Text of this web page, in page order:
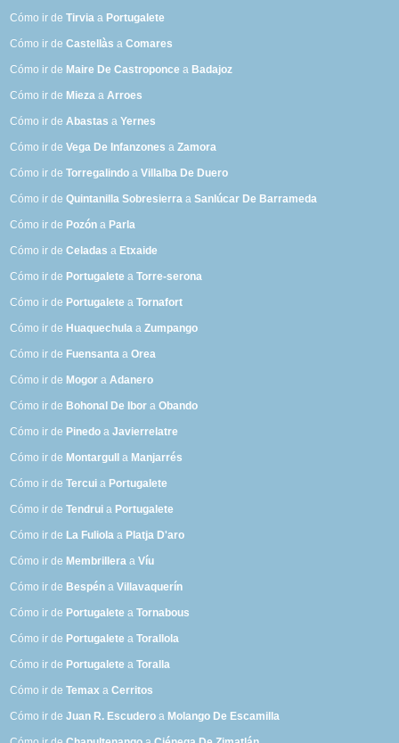
Cómo ir deTirvia a Portugalete
Cómo ir deCastellàs aComares
Cómo ir de Maire De Castroponce a Badajoz
Cómo ir de Mieza aArroes
Cómo ir deAbastas aYernes
Cómo ir deVega De Infanzones aZamora
Cómo ir deTorregalindo aVillalba De Duero
Cómo ir deQuintanilla Sobresierra aSanlúcar De Barrameda
Cómo ir de Pozón a Parla
Cómo ir deCeladas a Etxaide
Cómo ir de Portugalete aTorre-serona
Cómo ir de Portugalete aTornafort
Cómo ir de Huaquechula aZumpango
Cómo ir de Fuensanta aOrea
Cómo ir de Mogor aAdanero
Cómo ir de Bohonal De Ibor aObando
Cómo ir de Pinedo aJavierrelatre
Cómo ir de Montargull a Manjarrés
Cómo ir deTercui a Portugalete
Cómo ir deTendrui a Portugalete
Cómo ir de La Fuliola a Platja D'aro
Cómo ir de Membrillera aVíu
Cómo ir de Bespén aVillavaquerín
Cómo ir de Portugalete aTornabous
Cómo ir de Portugalete aTorallola
Cómo ir de Portugalete aToralla
Cómo ir deTemax aCerritos
Cómo ir deJuan R. Escudero a Molango De Escamilla